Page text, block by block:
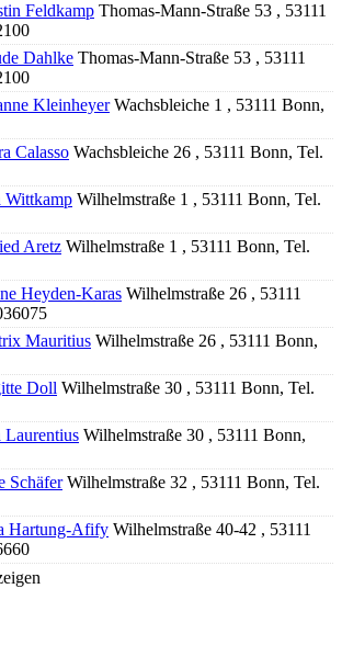
Feldkamp Thomas-Mann-Straße 53 , 53111
Dahlke Thomas-Mann-Straße 53 , 53111
KleinheyerWachsbleiche 1 , 53111 Bonn,
Calasso Wachsbleiche 26 , 53111 Bonn, Tel.
Wittkamp Wilhelmstraße 1 , 53111 Bonn, Tel.
Aretz Wilhelmstraße 1 , 53111 Bonn, Tel.
Heyden-Karas Wilhelmstraße 26 , 53111
Mauritius Wilhelmstraße 26 , 53111 Bonn,
Doll Wilhelmstraße 30 , 53111 Bonn, Tel.
Laurentius Wilhelmstraße 30 , 53111 Bonn,
SchäferWilhelmstraße 32 , 53111 Bonn, Tel.
Hartung-Afify Wilhelmstraße 40-42 , 53111